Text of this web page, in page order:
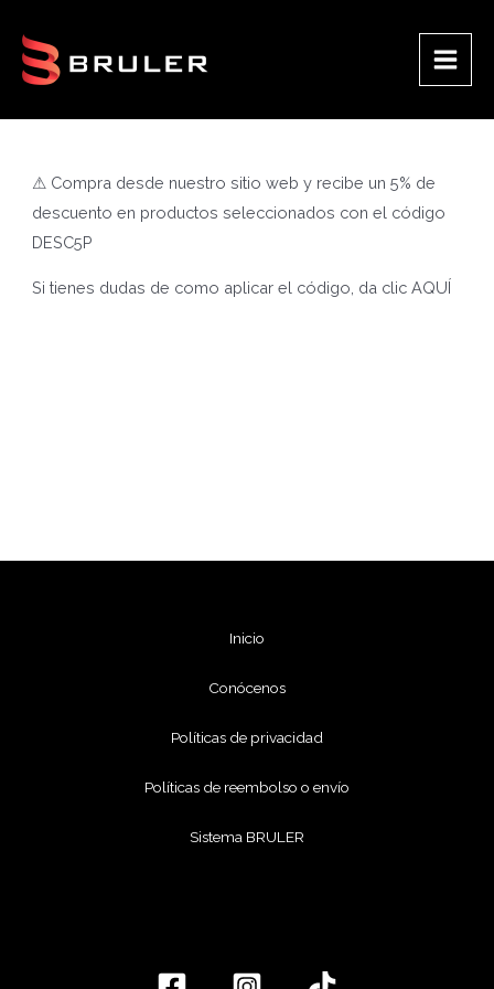
contenido
Main
⚠ Compra desde nuestro sitio web y recibe un 5% de
descuento en productos seleccionados con el código
DESC5P
Si tienes dudas de como aplicar el código, da clicAQUÍ
Inicio
Conócenos
Políticas de privacidad
Políticas de reembolso o envío
Sistema BRULER